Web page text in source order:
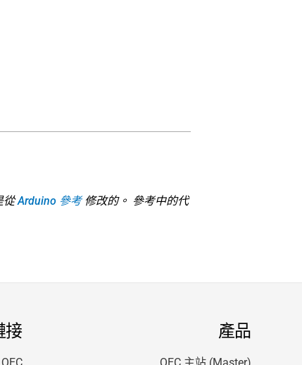
從Arduino 參考修改的。 參考中的代
接 產品